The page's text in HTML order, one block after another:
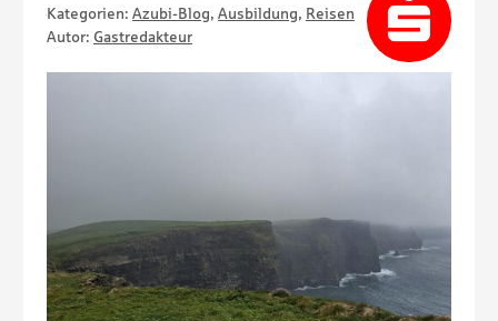
Kategorien: Azubi-Blog, Ausbildung, Reisen
Autor: Gastredakteur